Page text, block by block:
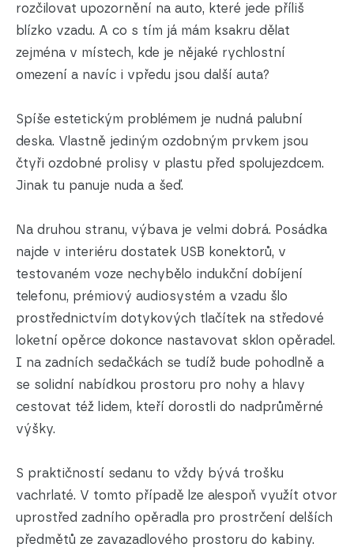
rozčilovat upozornění na auto, které jede příliš
blízko vzadu. A co s tím já mám ksakru dělat
zejména v místech, kde je nějaké rychlostní
omezení a navíc i vpředu jsou další auta?
Spíše estetickým problémem je nudná palubní
deska. Vlastně jediným ozdobným prvkem jsou
čtyři ozdobné prolisy v plastu před spolujezdcem.
Jinak tu panuje nuda a šeď.
Na druhou stranu, výbava je velmi dobrá. Posádka
najde v interiéru dostatek USB konektorů, v
testovaném voze nechybělo indukční dobíjení
telefonu, prémiový audiosystém a vzadu šlo
prostřednictvím dotykových tlačítek na středové
loketní opěrce dokonce nastavovat sklon opěradel.
I na zadních sedačkách se tudíž bude pohodlně a
se solidní nabídkou prostoru pro nohy a hlavy
cestovat též lidem, kteří dorostli do nadprůměrné
výšky.
S praktičností sedanu to vždy bývá trošku
vachrlaté. V tomto případě lze alespoň využít otvor
uprostřed zadního opěradla pro prostrčení delších
předmětů ze zavazadlového prostoru do kabiny.